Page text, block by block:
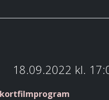
18.09.2022 kl.